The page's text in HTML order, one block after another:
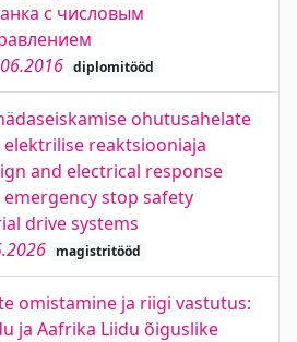
с числовым
diplomitööd
ohutusahelate
reaktsiooniaja
and electrical response
stop safety
drive systems
magistritööd
omistamine ja riigi vastutus:
ja Aafrika Liidu õiguslike